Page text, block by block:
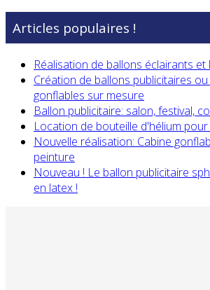
Articles populaires !
Réalisation de ballons éclairants et
Création de ballons publicitaires
gonflables sur mesure
Ballon publicitaire: salon, festival,
Location de bouteille d'hélium
Nouvelle réalisation: Cabine
peinture
Nouveau ! Le ballon publicitaire
en latex !